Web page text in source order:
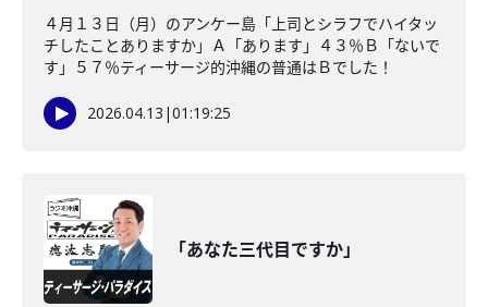
４月１３日（月）のアンケー島「上司とシラフでハイタッ
チしたことありますか」Ａ「あります」４３％Ｂ「ないで
す」５７％ティーサージ的沖縄の普通はＢでした！
2026.04.13 |01:19:25
「あなた三代目ですか」